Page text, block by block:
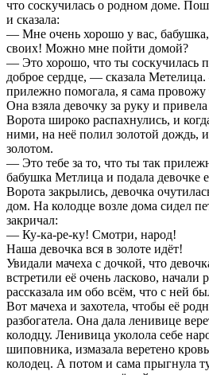
что соскучилась о родном доме.
и сказала:
— Мне очень хорошо у вас, бабушка,
своих! Можно мне пойти домой?
— Это хорошо, что ты соскучилась
доброе сердце, — сказала
прилежно помогала, я сама провожу
Она взяла девочку за руку и
Ворота широко распахнулись, и
ними, на неё полил золотой дождь,
золотом.
— Это тебе за то, что ты так
бабушка Метлица и подала девочке
Ворота закрылись, девочка
дом. На колодце возле дома сидел
закричал:
— Ку-ка-ре-ку! Смотри, народ!
Наша девочка вся в золоте идёт!
Увидали мачеха с дочкой, что
встретили её очень ласково, начали
рассказала им обо всём, что с ней
Вот мачеха и захотела, чтобы её
разбогатела. Она дала ленивице
колодцу. Ленивица уколола себе
шиповника, измазала веретено
колодец. А потом и сама прыгнула